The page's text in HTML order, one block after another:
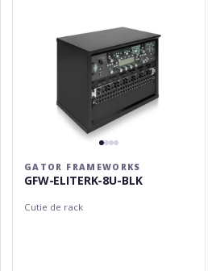
GATOR FRAMEWORKS
GFW-ELITERK-8U-BLK
Cutie de rack